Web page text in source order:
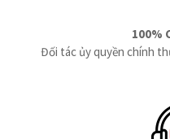
100%
Đối tác ủy quyền chính